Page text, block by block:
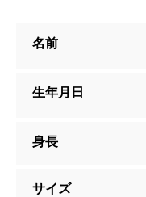
名前
生年月日
身長
サイズ